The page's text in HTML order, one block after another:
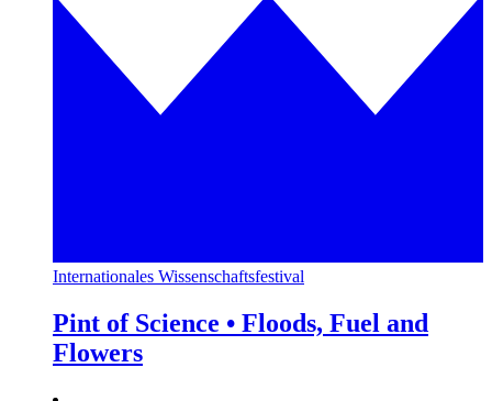
Internationales Wissenschaftsfestival
Pint of Science • Floods, Fuel and
Flowers